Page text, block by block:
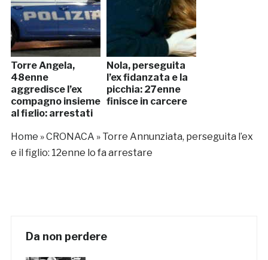
Torre Angela,
48enne
aggredisce l’ex
compagno insieme
al figlio: arrestati
Nola, perseguita
l’ex fidanzata e la
picchia: 27enne
finisce in carcere
Home »CRONACA » Torre Annunziata, perseguita l’ex
e il figlio: 12enne lo fa arrestare
Da non perdere